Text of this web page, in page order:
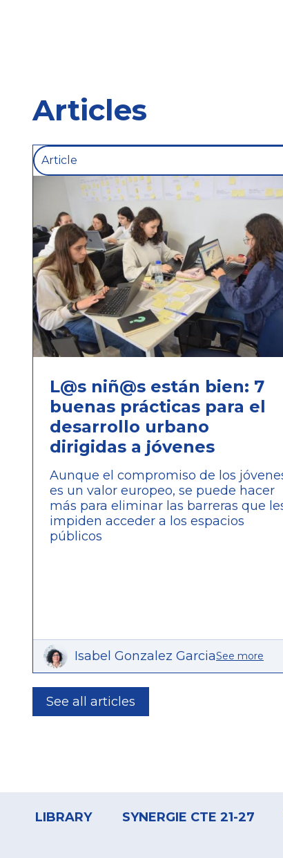
Articles
Article
L@s niñ@s están bien: 7
buenas prácticas para el
desarrollo urbano
dirigidas a jóvenes
Aunque el compromiso de los
es un valor europeo, se puede hacer
más para eliminar las barreras que
impiden acceder a los espacios
públicos
Isabel Gonzalez GarciaSee more
See all articles
menuLIBRARY SYNERGIE CTE 21-27